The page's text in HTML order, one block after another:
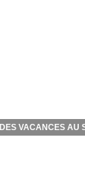
DES VACANCES AU